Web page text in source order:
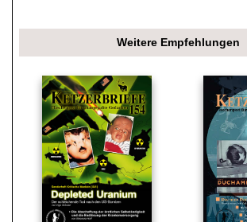
Weitere Empfehlungen